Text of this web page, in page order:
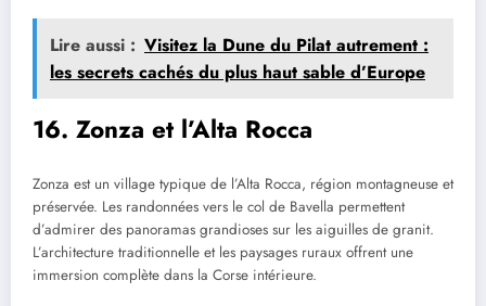
Lire aussi : Visitez la Dune du Pilat autrement :
les secrets cachés du plus haut sable d’Europe
16. Zonza et l’Alta Rocca
Zonza est un village typique de l’Alta Rocca, région montagneuse et
préservée. Les randonnées vers le col de Bavella permettent
d’admirer des panoramas grandioses sur les aiguilles de granit.
L’architecture traditionnelle et les paysages ruraux offrent une
immersion complète dans la Corse intérieure.